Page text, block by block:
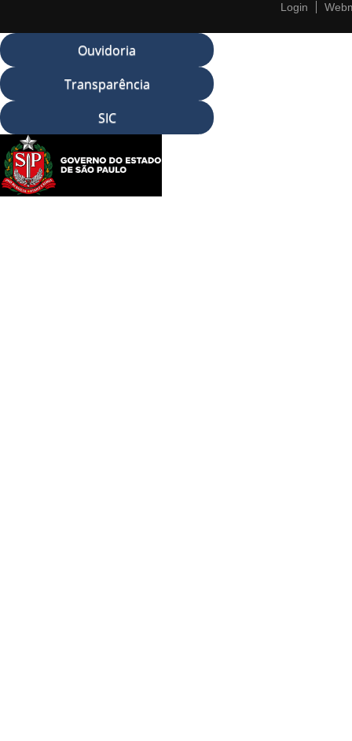
Login
Ouvidoria
Transparência
SIC